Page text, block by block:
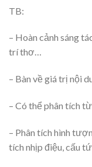
TB:
– Hoàn cảnh sáng
trí thơ…
– Bàn về giá trị nội
– Có thể phân tích
– Phân tích hình
tích nhịp điệu, cấu tứ